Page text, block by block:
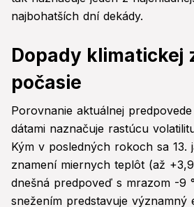
najbohatších dní dekády.
Dopady klimatickej
počasie
Porovnanie aktuálnej
dátami naznačuje rastúcu
Kým v posledných rokoch sa 13.
znamení miernych teplôt (až
dnešná predpoveď s mrazom -9
snežením predstavuje významný